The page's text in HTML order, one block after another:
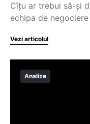
Cîțu ar trebui să-și
echipa de
Vezi articolul
Analize